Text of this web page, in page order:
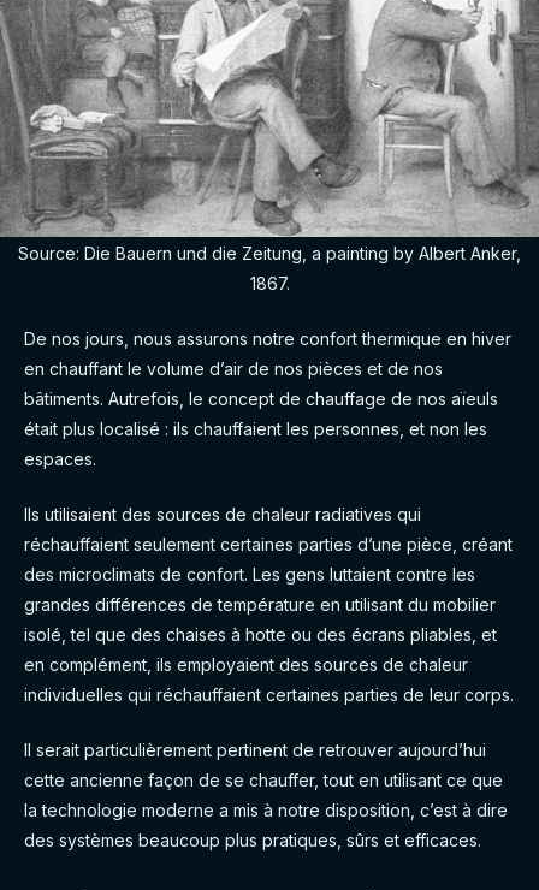
Source: Die Bauern und die Zeitung, a painting by Albert Anker,
1867.
De nos jours, nous assurons notre confort thermique en hiver
en chauffant le volume d’air de nos pièces et de nos
bâtiments. Autrefois, le concept de chauffage de nos aïeuls
était plus localisé : ils chauffaient les personnes, et non les
espaces.
Ils utilisaient des sources de chaleur radiatives qui
réchauffaient seulement certaines parties d’une pièce, créant
des microclimats de confort. Les gens luttaient contre les
grandes différences de température en utilisant du mobilier
isolé, tel que des chaises à hotte ou des écrans pliables, et
en complément, ils employaient des sources de chaleur
individuelles qui réchauffaient certaines parties de leur corps.
Il serait particulièrement pertinent de retrouver aujourd’hui
cette ancienne façon de se chauffer, tout en utilisant ce que
la technologie moderne a mis à notre disposition, c’est à dire
des systèmes beaucoup plus pratiques, sûrs et efficaces.